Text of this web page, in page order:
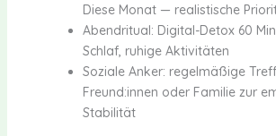
Diese Monat — realistische
Abendritual: Digital-Detox 60
Schlaf, ruhige Aktivitäten
Soziale Anker: regelmäßige
Freund:innen oder Familie zur
Stabilität